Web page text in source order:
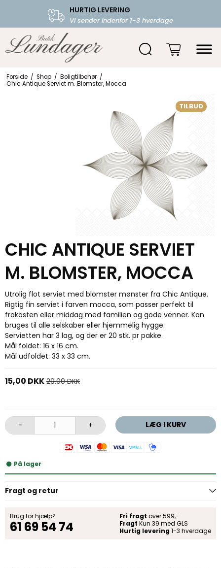
HURTIG LEVERING
Vi sender indenfor 1-3 hverdage
FRI FRAGT OVER 599.-
Starter fra 39,-
Forside / Shop / Boligtilbehør /
Chic Antique Serviet m. Blomster, Mocca
TILBUD
CHIC ANTIQUE SERVIET
M. BLOMSTER, MOCCA
Utrolig flot serviet med blomster mønster fra Chic Antique.
Rigtig fin serviet i farven mocca, som passer perfekt til
frokosten eller middag med familien og gode venner. Kan
bruges til alle selskaber eller hjemmelig hygge.
Servietten har 3 lag, og der er 20 stk. pr pakke.
Mål foldet: 16 x 16 cm.
Mål udfoldet: 33 x 33 cm.
15,00 DKK 29,00 DKK
- + LÆG I KURV
På lager
Fragt og retur
Brug for hjælp?
61 69 54 74
Fri fragt over 599,-
Fragt Kun 39 med GLS
Hurtig levering 1-3 hverdage